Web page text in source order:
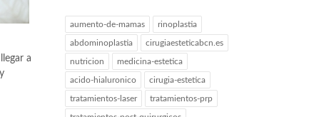
a
aumento-de-mamas rinoplastia
abdominoplastia cirugiaesteticabcn.es
nutricion medicina-estetica
acido-hialuronico cirugia-estetica
tratamientos-laser tratamientos-prp